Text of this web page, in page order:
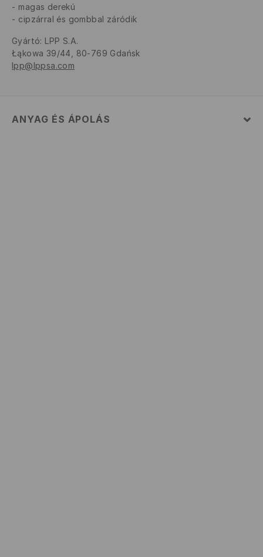
magas derekú
cipzárral és gombbal záródik
Gyártó: LPP S.A.
Łąkowa 39/44, 80-769 Gdańsk
lpp@lppsa.com
ANYAG ÉS ÁPOLÁS